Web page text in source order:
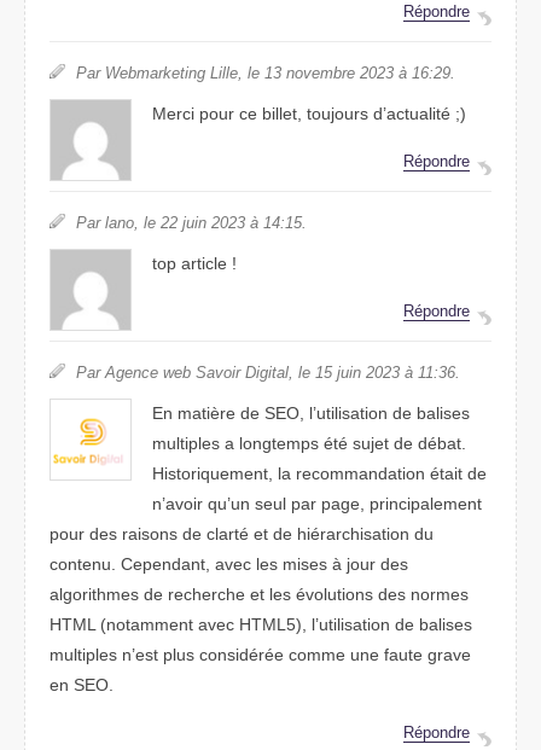
Répondre
Par Webmarketing Lille, le 13 novembre 2023 à 16:29.
Merci pour ce billet, toujours d’actualité ;)
Répondre
Par lano, le 22 juin 2023 à 14:15.
top article !
Répondre
Par Agence web Savoir Digital, le 15 juin 2023 à 11:36.
En matière de SEO, l’utilisation de balises
multiples a longtemps été sujet de débat.
Historiquement, la recommandation était de
n’avoir qu’un seul par page, principalement
pour des raisons de clarté et de hiérarchisation du
contenu. Cependant, avec les mises à jour des
algorithmes de recherche et les évolutions des normes
HTML (notamment avec HTML5), l’utilisation de balises
multiples n’est plus considérée comme une faute grave
en SEO.
Répondre